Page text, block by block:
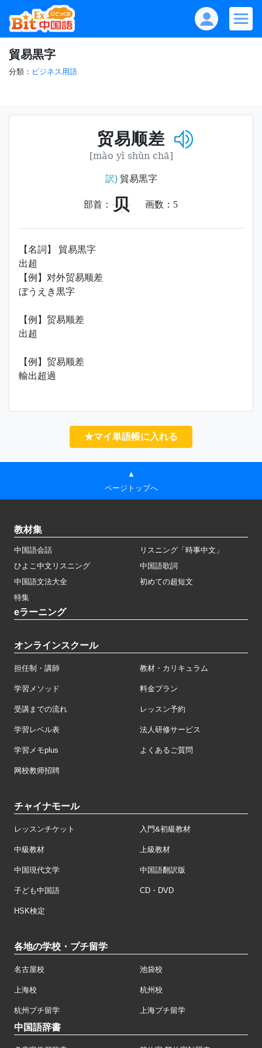
貿易黒字
分類： ビジネス用語
贸易顺差
[mào yì shùn chā]
訳)貿易黒字
部首： 贝 画数： 5
【名詞】 貿易黒字
出超
【例】对外贸易顺差
ぼうえき黒字
【例】贸易顺差
出超
【例】贸易顺差
輸出超過
★マイ単語帳に入れる
▲
ページトップへ
教材集
中国語会話
リスニング「時事中文」
ひよこ中文リスニング
中国語歌詞
中国語文法大全
初めての超短文
特集
eラーニング
オンラインスクール
担任制・講師 教材・カリキュラム
学習メソッド 料金プラン
受講までの流れ レッスン予約
学習レベル表 法人研修サービス
学習メモplus よくあるご質問
网校教师招聘
チャイナモール
レッスンチケット 入門&初級教材
中級教材 上級教材
中国現代文学 中国語翻訳版
子ども中国語 CD・DVD
HSK検定
各地の学校・プチ留学
名古屋校 池袋校
上海校 杭州校
杭州プチ留学 上海プチ留学
中国語辞書